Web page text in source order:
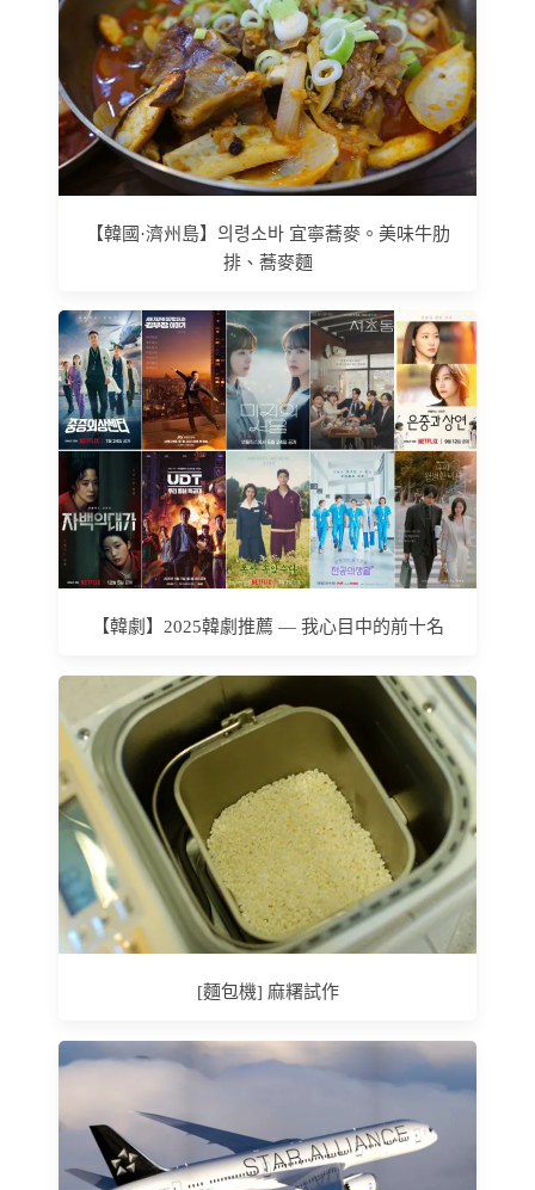
【韓國·濟州島】의령소바 宜寧蕎麥。美味牛肋
排、蕎麥麵
【韓劇】2025韓劇推薦 — 我心目中的前十名
[麵包機] 麻糬試作